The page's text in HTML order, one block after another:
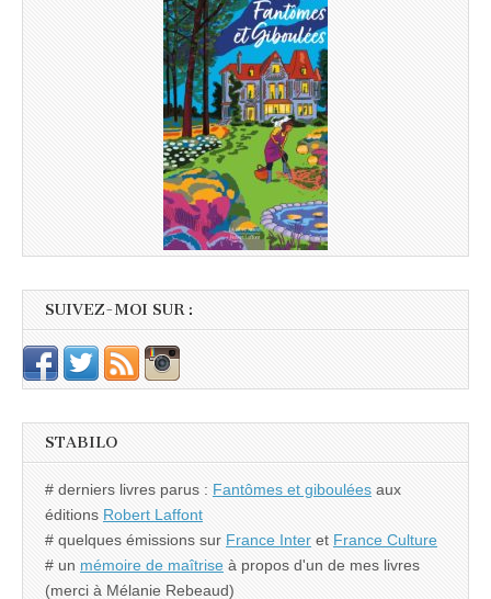
SUIVEZ-MOI SUR :
STABILO
# derniers livres parus : Fantômes et giboulées aux
éditions Robert Laffont
# quelques émissions sur France Inter et France Culture
# un mémoire de maîtrise à propos d'un de mes livres
(merci à Mélanie Rebeaud)